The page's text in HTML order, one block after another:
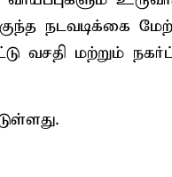
நடவடிக்கை
வசதி மற்றும்